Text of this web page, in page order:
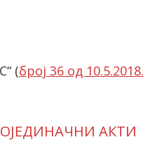
(број 36 од 10.5.2018.
АКТИ